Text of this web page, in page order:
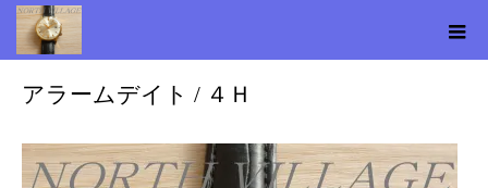
2025.12.21
アラームデイト / ４Ｈ